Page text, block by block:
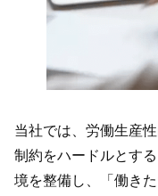
当社では、労働生産
制約をハードルとす
境を整備し、「働き